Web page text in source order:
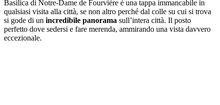
Basilica di Notre-Dame de Fourvière è una tappa immancabile in
qualsiasi visita alla città, se non altro perché dal colle su cui si trova
si gode di un incredibile panorama sull’intera città. Il posto
perfetto dove sedersi e fare merenda, ammirando una vista davvero
eccezionale.